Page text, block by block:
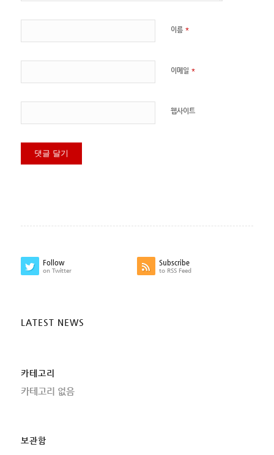
이름 *
이메일 *
웹사이트
Follow
on Twitter
Subscribe
to RSS Feed
LATEST NEWS
카테고리
카테고리 없음
보관함